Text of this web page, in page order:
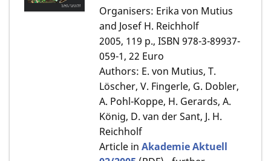
Organisers: Erika von Mutius
and Josef H. Reichholf
2005, 119 p., ISBN 978-3-89937-
059-1, 22 Euro
Authors: E. von Mutius, T.
Löscher, V. Fingerle, G. Dobler,
A. Pohl-Koppe, H. Gerards, A.
König, D. van der Sant, J. H.
Reichholf
Article in Akademie Aktuell